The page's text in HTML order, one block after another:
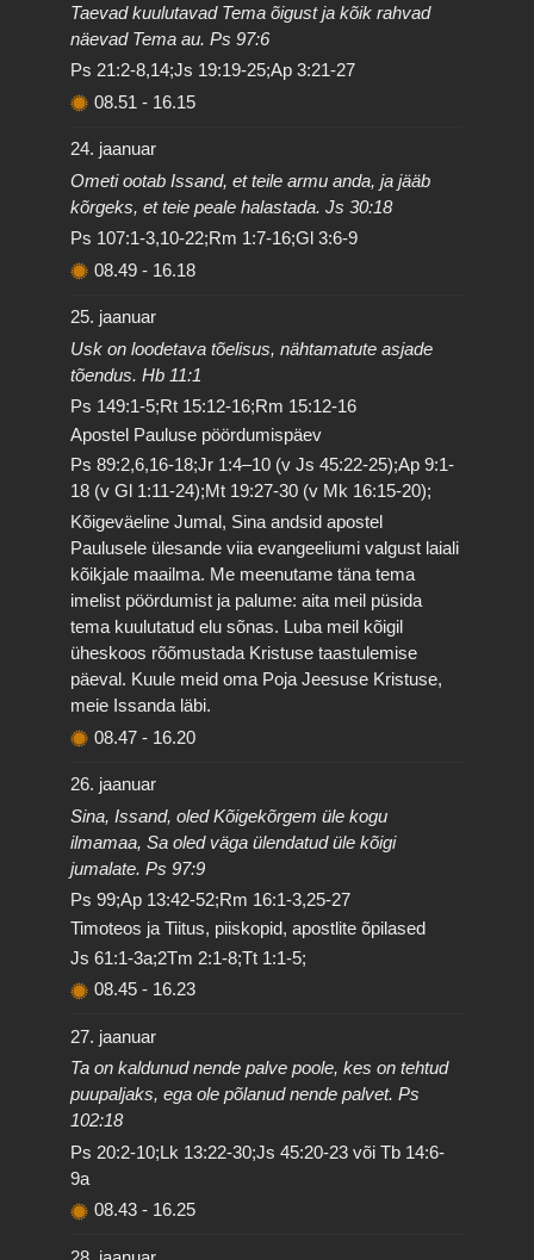
Taevad kuulutavad Tema õigust ja kõik rahvad
näevad Tema au. Ps 97:6
Ps 21:2-8,14;Js 19:19-25;Ap 3:21-27
08.51 - 16.15
24. jaanuar
Ometi ootab Issand, et teile armu anda, ja jääb
kõrgeks, et teie peale halastada. Js 30:18
Ps 107:1-3,10-22;Rm 1:7-16;Gl 3:6-9
08.49 - 16.18
25. jaanuar
Usk on loodetava tõelisus, nähtamatute asjade
tõendus. Hb 11:1
Ps 149:1-5;Rt 15:12-16;Rm 15:12-16
Apostel Pauluse pöördumispäev
Ps 89:2,6,16-18;Jr 1:4–10 (v Js 45:22-25);Ap 9:1-
18 (v Gl 1:11-24);Mt 19:27-30 (v Mk 16:15-20);
Kõigeväeline Jumal, Sina andsid apostel
Paulusele ülesande viia evangeeliumi valgust laiali
kõikjale maailma. Me meenutame täna tema
imelist pöördumist ja palume: aita meil püsida
tema kuulutatud elu sõnas. Luba meil kõigil
üheskoos rõõmustada Kristuse taastulemise
päeval. Kuule meid oma Poja Jeesuse Kristuse,
meie Issanda läbi.
08.47 - 16.20
26. jaanuar
Sina, Issand, oled Kõigekõrgem üle kogu
ilmamaa, Sa oled väga ülendatud üle kõigi
jumalate. Ps 97:9
Ps 99;Ap 13:42-52;Rm 16:1-3,25-27
Timoteos ja Tiitus, piiskopid, apostlite õpilased
Js 61:1-3a;2Tm 2:1-8;Tt 1:1-5;
08.45 - 16.23
27. jaanuar
Ta on kaldunud nende palve poole, kes on tehtud
puupaljaks, ega ole põlanud nende palvet. Ps
102:18
Ps 20:2-10;Lk 13:22-30;Js 45:20-23 või Tb 14:6-
9a
08.43 - 16.25